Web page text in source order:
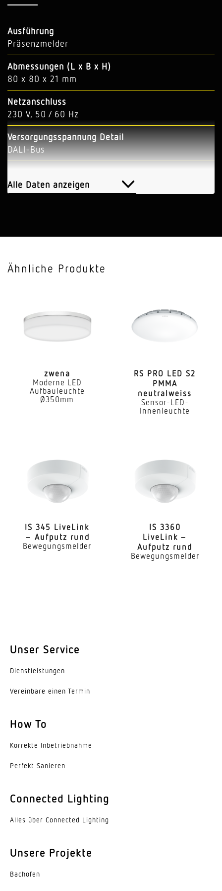
Ausführung
Präsenzmelder
Abmessungen (L x B x H)
80 x 80 x 21 mm
Netzanschluss
230 V, 50 / 60 Hz
Versorgungsspannung Detail
DALI-Bus
Hochfrequenz
WC, Waschraum, Funktionsraum
Montageart
Unterputz
Elektronische Skalierbarkeit
Montagehöhe
optimale Montagehöhe
Erfassung
ggf. durch Glas, Holz und Leichtbauwände
Unterkriechschutz
Ja
r = 8 m (101 m²)
r = 8 m (101 m²)
Dämmerungseinstellung Teach
Ja
10 – 1000 lx
Zeiteinstellung
Steuerausgang, DALI
Alle Daten anzeigen
Ähnliche Produkte
zwena
Moderne LED
Aufbauleuchte
Ø350mm
RS PRO LED S2
PMMA
neutralweiss
Sensor-LED-
Innenleuchte
IS 345 LiveLink
– Aufputz rund
Bewegungsmelder
IS 3360
LiveLink –
Aufputz rund
Bewegungsmelder
Unser Service
Dienst­leis­tungen
Vereinbare einen Termin
How To
Korrekte Inbe­trieb­nahme
Perfekt Sanieren
Connected Lighting
Alles über Connected Lighting
Unsere Projekte
Bachofen